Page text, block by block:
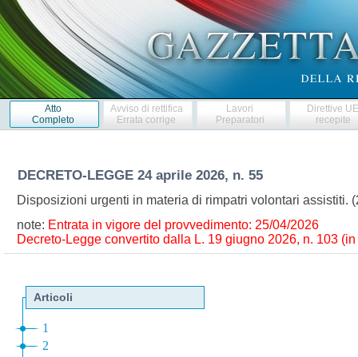
Atto
Completo
Avviso di rettifica
Errata corrige
Lavori
Preparatori
Direttive
recepite
DECRETO-LEGGE 24 aprile 2026, n. 55
Disposizioni urgenti in materia di rimpatri volontari assistiti.
note: Entrata in vigore del provvedimento: 25/04/2026
Decreto-Legge convertito dalla L. 19 giugno 2026, n. 103